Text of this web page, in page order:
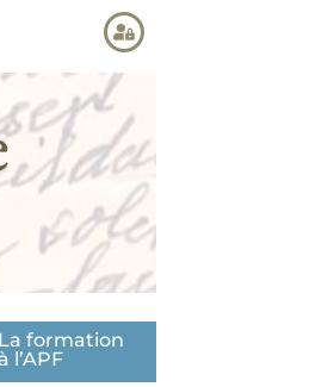
La formation
l’APF